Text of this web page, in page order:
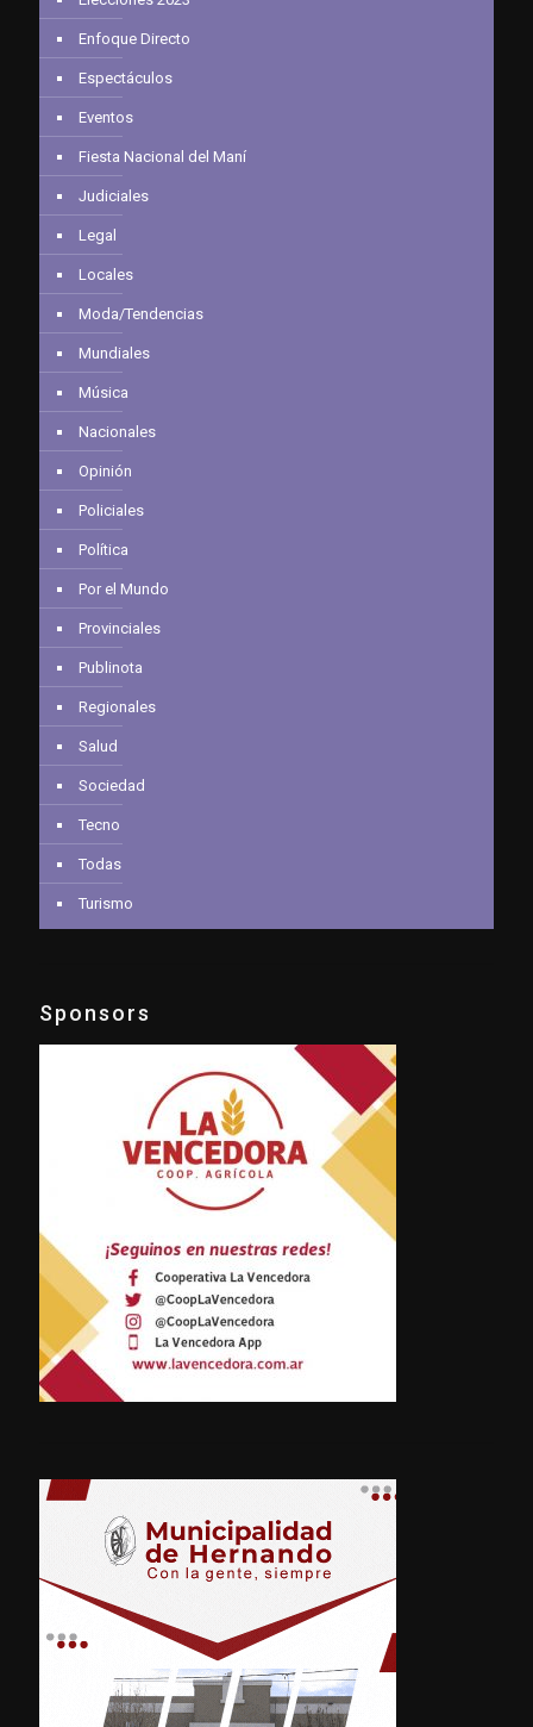
Enfoque Directo
Espectáculos
Eventos
Fiesta Nacional del Maní
Judiciales
Legal
Locales
Moda/Tendencias
Mundiales
Música
Nacionales
Opinión
Policiales
Política
Por el Mundo
Provinciales
Publinota
Regionales
Salud
Sociedad
Tecno
Todas
Turismo
Sponsors